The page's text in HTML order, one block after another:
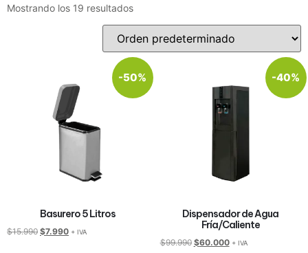
Mostrando los 19 resultados
-50%
Basurero 5 Litros
$15.990 $7.990 + IVA
-40%
Dispensador de Agua
Fría/Caliente
$99.990 $60.000 + IVA